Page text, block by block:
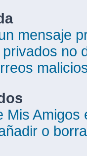
mensaje
no
Mis Amigos
o